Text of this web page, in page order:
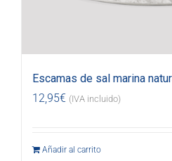
Escamas de sal marina
12,95€ (IVA incluido)
Añadir al carrito